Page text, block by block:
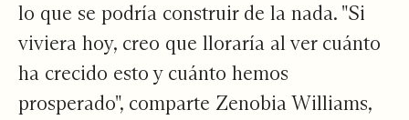
lo que se podría construir de la nada. "Si
viviera hoy, creo que lloraría al ver cuánto
ha crecido esto y cuánto hemos
prosperado", comparte Zenobia Williams,